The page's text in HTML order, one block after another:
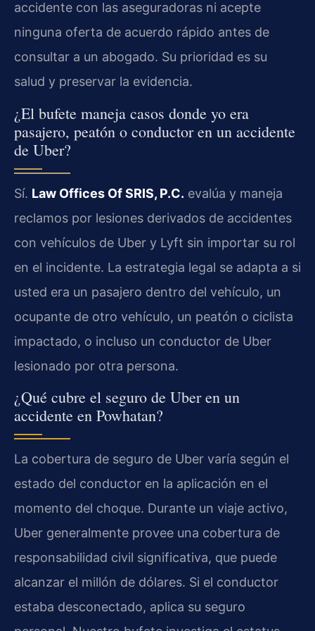
accidente con las aseguradoras ni acepte
ninguna oferta de acuerdo rápido antes de
consultar a un abogado. Su prioridad es su
salud y preservar la evidencia.
¿El bufete maneja casos donde yo era
pasajero, peatón o conductor en un accidente
de Uber?
Sí. Law Offices Of SRIS, P.C. evalúa y maneja
reclamos por lesiones derivados de accidentes
con vehículos de Uber y Lyft sin importar su rol
en el incidente. La estrategia legal se adapta a si
usted era un pasajero dentro del vehículo, un
ocupante de otro vehículo, un peatón o ciclista
impactado, o incluso un conductor de Uber
lesionado por otra persona.
¿Qué cubre el seguro de Uber en un
accidente en Powhatan?
La cobertura de seguro de Uber varía según el
estado del conductor en la aplicación en el
momento del choque. Durante un viaje activo,
Uber generalmente provee una cobertura de
responsabilidad civil significativa, que puede
alcanzar el millón de dólares. Si el conductor
estaba desconectado, aplica su seguro